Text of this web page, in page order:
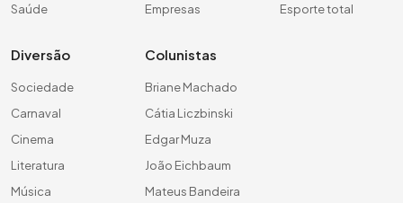
Saúde
Empresas
Esporte total
Diversão
Sociedade
Carnaval
Cinema
Literatura
Música
Colunistas
Briane Machado
Cátia Liczbinski
Edgar Muza
João Eichbaum
Mateus Bandeira